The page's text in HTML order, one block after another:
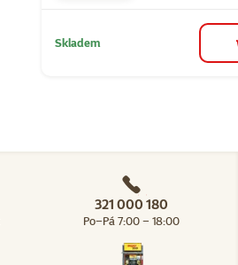
Skladem
321 000 180
Po–Pá 7:00 – 18:00